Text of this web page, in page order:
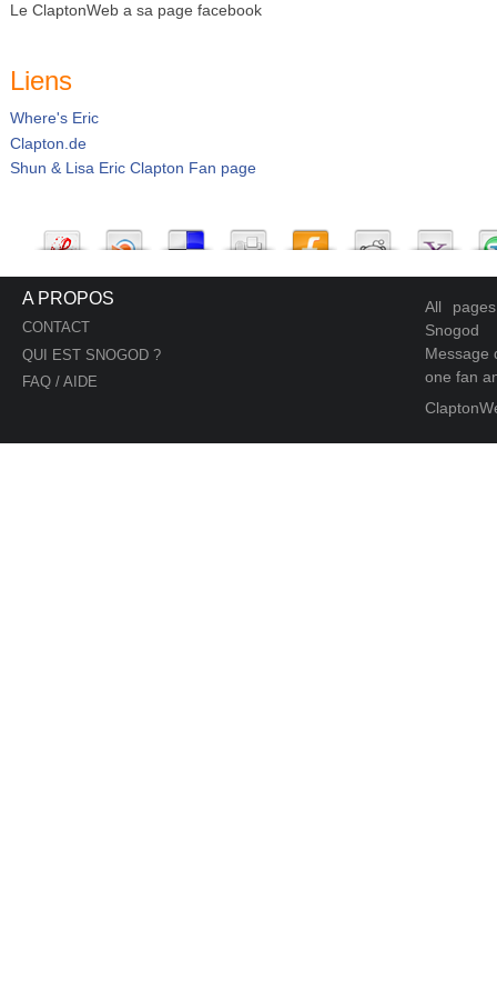
Le ClaptonWeb a sa page facebook
Liens
Where's Eric
Clapton.de
Shun & Lisa Eric Clapton Fan page
A PROPOS
CONTACT
QUI EST SNOGOD ?
FAQ / AIDE
All
Snogod
Message
one fan